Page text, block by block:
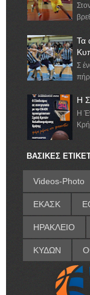
Τα
Σ
Η
Η
ΒΑΣΙΚΕΣ
Videos-Photo
ΕΚΑΣΚ
ΗΡΑΚΛΕΙΟ
ΚΥΔΩΝ